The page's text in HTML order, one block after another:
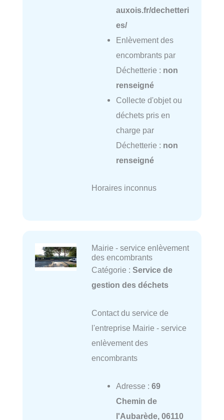
auxois.fr/dechetteri
es/
Enlèvement des
encombrants par
Déchetterie : non
renseigné
Collecte d'objet ou
déchets pris en
charge par
Déchetterie : non
renseigné
Horaires inconnus
Mairie - service enlèvement
des encombrants
Catégorie : Service de
gestion des déchets
Contact du service de
l'entreprise Mairie - service
enlèvement des
encombrants
Adresse : 69
Chemin de
l'Aubarède, 06110